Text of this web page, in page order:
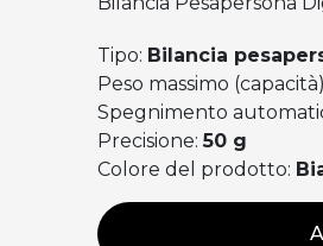
Tipo: Bilancia
Peso massimo
Spegnimento
Precisione:50 g
Colore del prodotto: